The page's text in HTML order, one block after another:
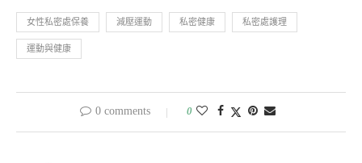
女性私密處保養 減壓運動 私密健康 私密處護理
運動與健康
0 comments 0